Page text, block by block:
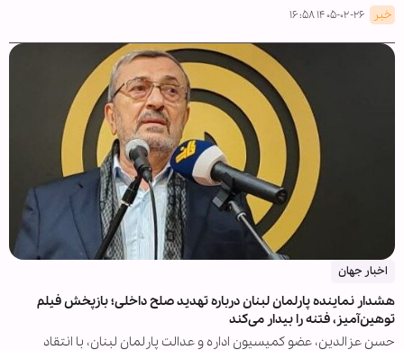
خبر ۱۴۰۵-۰۲-۲۶ ۱۶:۵۸
اخبار جهان
هشدار نماینده پارلمان لبنان درباره تهدید صلح داخلی؛ بازپخش فیلم
توهین‌آمیز، فتنه را بیدار می‌کند
حسن عزالدین، عضو کمیسیون اداره و عدالت پارلمان لبنان، با انتقاد